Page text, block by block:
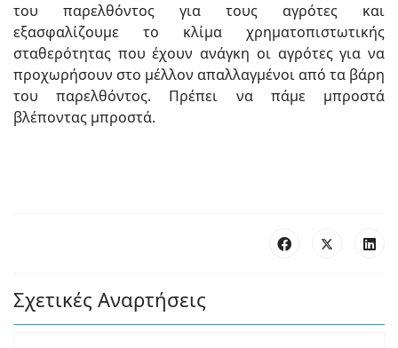
του παρελθόντος για τους αγρότες και
εξασφαλίζουμε το κλίμα χρηματοπιστωτικής
σταθερότητας που έχουν ανάγκη οι αγρότες για να
προχωρήσουν στο μέλλον απαλλαγμένοι από τα βάρη
του παρελθόντος. Πρέπει να πάμε μπροστά
βλέποντας μπροστά.
Σχετικές Αναρτήσεις